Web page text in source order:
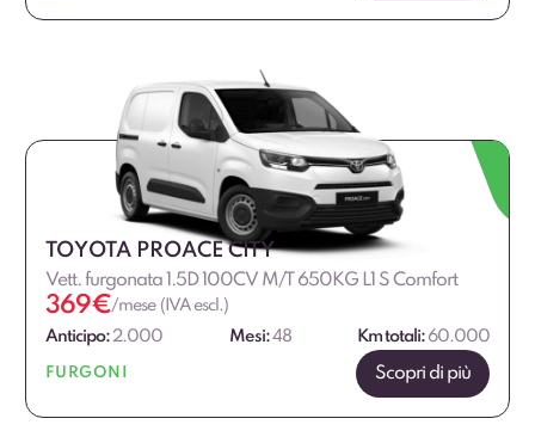
TOYOTA PROACE CITY
Vett. furgonata 1.5D 100CV M/T 650KG L1 S Comfort
369€/mese (IVA escl.)
Anticipo:2.000 Mesi:48 Km totali: 60.000
FURGONI Scopri di più